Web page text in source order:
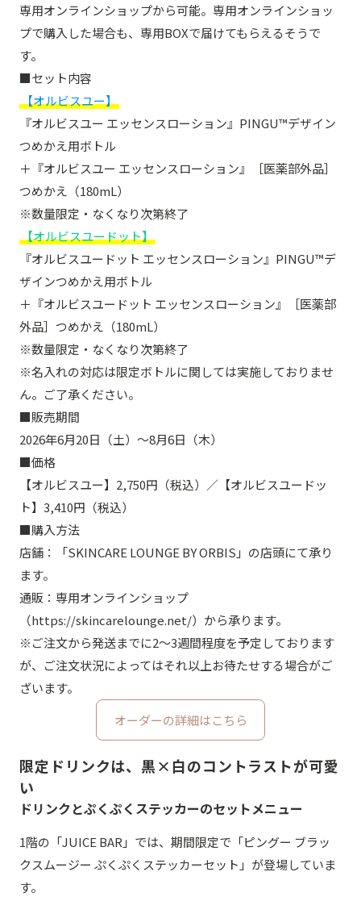
専用オンラインショップから可能。専用オンラインショッ
プで購入した場合も、専用BOXで届けてもらえるそうで
す。
■セット内容
【オルビスユー】
『オルビスユー エッセンスローション』PINGU™デザイン
つめかえ用ボトル
＋『オルビスユー エッセンスローション』［医薬部外品］
つめかえ（180mL）
※数量限定・なくなり次第終了
【オルビスユードット】
『オルビスユードット エッセンスローション』PINGU™デ
ザインつめかえ用ボトル
＋『オルビスユードット エッセンスローション』［医薬部
外品］つめかえ（180mL）
※数量限定・なくなり次第終了
※名入れの対応は限定ボトルに関しては実施しておりませ
ん。ご了承ください。
■販売期間
2026年6月20日（土）〜8月6日（木）
■価格
【オルビスユー】2,750円（税込）／【オルビスユードッ
ト】3,410円（税込）
■購入方法
店舗：「SKINCARE LOUNGE BY ORBIS」の店頭にて承り
ます。
通販：専用オンラインショップ
（https://skincarelounge.net/）から承ります。
※ご注文から発送までに2〜3週間程度を予定しております
が、ご注文状況によってはそれ以上お待たせする場合がご
ざいます。
オーダーの詳細はこちら
限定ドリンクは、黒×白のコントラストが可愛
い
ドリンクとぷくぷくステッカーのセットメニュー
1階の「JUICE BAR」では、期間限定で「ピングー ブラッ
クスムージー ぷくぷくステッカーセット」が登場していま
す。